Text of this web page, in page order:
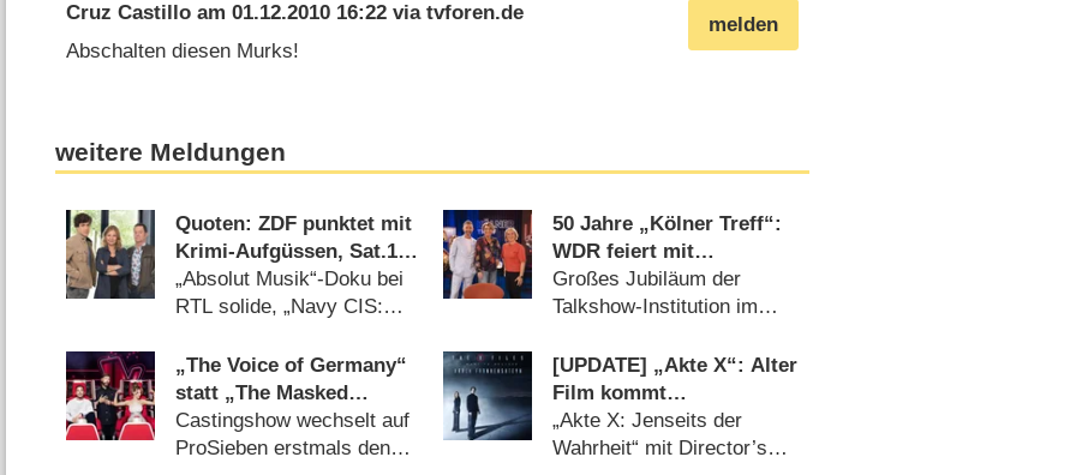
melden
Cruz Castilloam 01.12.2010 16:22via tvforen.de
Abschalten diesen Murks!
weitere Meldungen
Quoten: ZDF punktet mit
Krimi-Aufgüssen, Sat.1
mit Zweitliga-Auftakt
„Absolut Musik“-Doku bei
RTL solide, „Navy CIS:
Eins (08.08.2026)
50 Jahre „Kölner Treff“:
WDR feiert mit
Primetime-Show, Doku
und Rückblicken
Großes Jubiläum der
Talkshow-Institution im
„The Voice of Germany“
statt „The Masked
Singer“ am
Samstagabend
Castingshow wechselt auf
ProSieben erstmals den
[UPDATE] „Akte X“: Alter
Film kommt
überraschend neu mit
deutlich mehr Horror
„Akte X: Jenseits der
Wahrheit“ mit Director’s